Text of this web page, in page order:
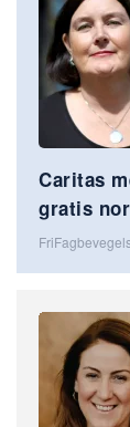
Caritas
gratis